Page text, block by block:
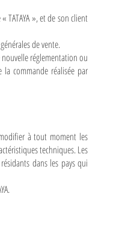
TATAYA », et de son client
de vente.
nouvelle réglementation ou
commande réalisée par
à tout moment les
techniques. Les
dans les pays qui